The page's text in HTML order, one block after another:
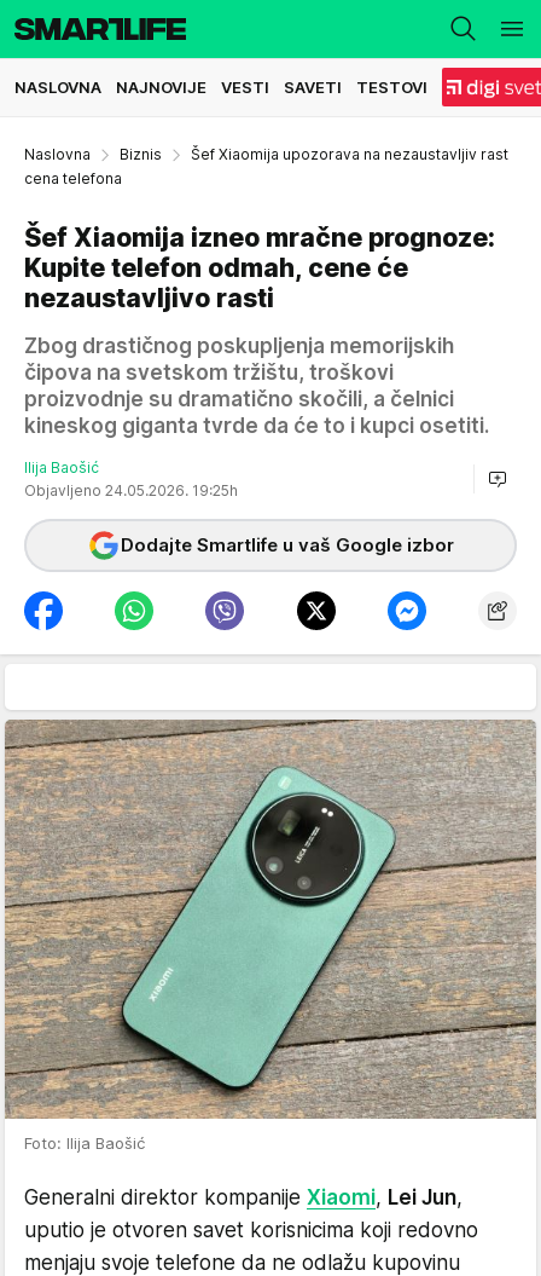
NASLOVNA NAJNOVIJE VESTI SAVETI TESTOVI
Naslovna Biznis
Šef Xiaomija upozorava na nezaustavljiv rast
cena telefona
Šef Xiaomija izneo mračne prognoze:
Kupite telefon odmah, cene će
nezaustavljivo rasti
Zbog drastičnog poskupljenja memorijskih
čipova na svetskom tržištu, troškovi
proizvodnje su dramatično skočili, a čelnici
kineskog giganta tvrde da će to i kupci osetiti.
Ilija Baošić
Objavljeno 24.05.2026. 19:25h
Dodajte Smartlife u vaš Google izbor
Foto: Ilija Baošić
Generalni direktor kompanije Xiaomi, Lei Jun,
uputio je otvoren savet korisnicima koji redovno
menjaju svoje telefone da ne odlažu kupovinu